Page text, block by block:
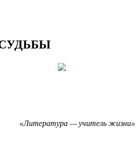
«Литература — учитель жизни»